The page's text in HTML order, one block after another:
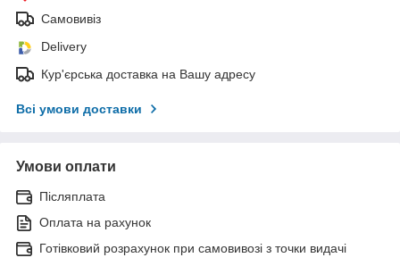
Самовивіз
Delivery
Кур'єрська доставка на Вашу адресу
Всі умови доставки
Умови оплати
Післяплата
Оплата на рахунок
Готівковий розрахунок при самовивозі з точки видачі